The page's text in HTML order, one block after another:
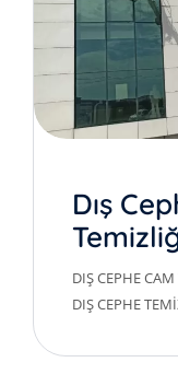
Dış
DIŞ CEPHE
DIŞ CEPHE